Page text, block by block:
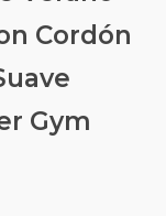
Cordón
Gym